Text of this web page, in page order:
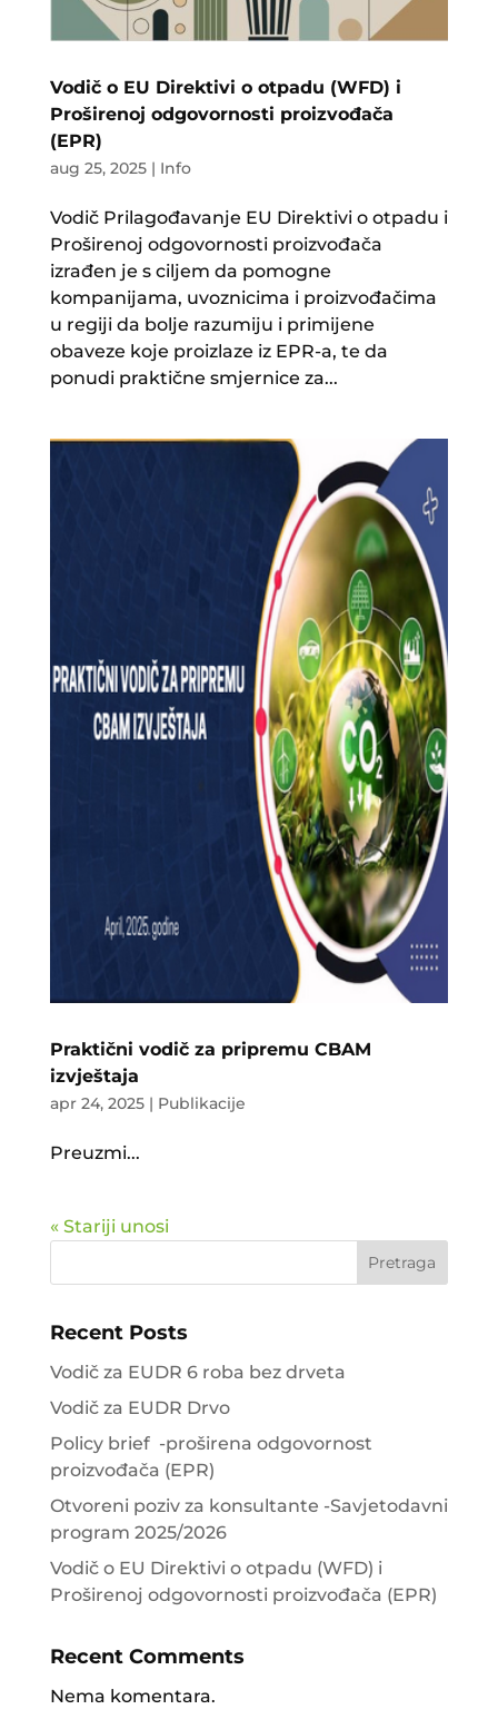
Vodič o EU Direktivi o otpadu (WFD) i
Proširenoj odgovornosti proizvođača
(EPR)
aug 25, 2025| Info
Vodič Prilagođavanje EU Direktivi o otpadu i
Proširenoj odgovornosti proizvođača
izrađen je s ciljem da pomogne
kompanijama, uvoznicima i proizvođačima
u regiji da bolje razumiju i primijene
obaveze koje proizlaze iz EPR-a, te da
ponudi praktične smjernice za...
Praktični vodič za pripremu CBAM
izvještaja
apr 24, 2025| Publikacije
Preuzmi...
« Stariji unosi
Pretraga
Recent Posts
Vodič za EUDR 6 roba bez drveta
Vodič za EUDR Drvo
Policy brief -proširena odgovornost
proizvođača (EPR)
Otvoreni poziv za konsultante -Savjetodavni
program 2025/2026
Vodič o EU Direktivi o otpadu (WFD) i
Proširenoj odgovornosti proizvođača (EPR)
Recent Comments
Nema komentara.